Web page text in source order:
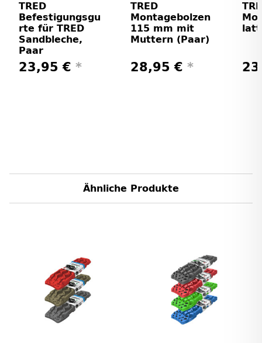
TRED
Befestigungsgu
rte für TRED
Sandbleche,
Paar
23,95 € *
TRED
Montagebolzen
115 mm mit
Muttern (Paar)
28,95 € *
Ähnliche Produkte